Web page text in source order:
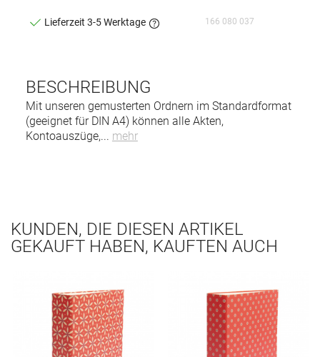
BESCHREIBUNG
Mit unseren gemusterten Ordnern im Standardformat
(geeignet für DIN A4) können alle Akten,
Kontoauszüge,... mehr
Lieferzeit 3-5 Werktage 166 080 037
KUNDEN, DIE DIESEN ARTIKEL
GEKAUFT HABEN, KAUFTEN AUCH